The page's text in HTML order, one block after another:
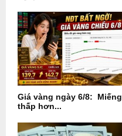
Giá vàng ngày 6/8: Miếng
thấp hơn...